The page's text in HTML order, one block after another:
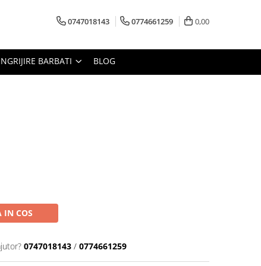
0747018143 0774661259 0,00
BARBATI BLOG
IN COS
0747018143 / 0774661259